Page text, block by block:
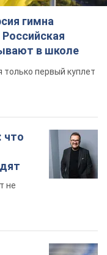
гимна
в школе
первый куплет
что
не